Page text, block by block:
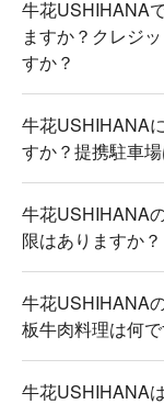
💡 未成年請勿飲
牛花USHIHANA
ますか？クレジ
すか？
牛花USHIHANA
すか？提携駐車
牛花USHIHANA
限はありますか？
牛花USHIHANA
板牛肉料理は何で
牛花USHIHANA